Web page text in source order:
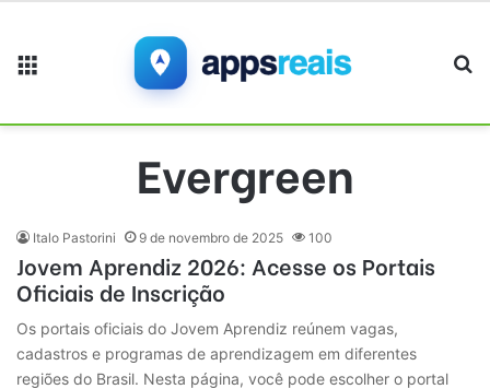
Evergreen
Italo Pastorini 9 de novembro de 2025 100
Jovem Aprendiz 2026: Acesse os Portais
Oficiais de Inscrição
Os portais oficiais do Jovem Aprendiz reúnem vagas,
cadastros e programas de aprendizagem em diferentes
regiões do Brasil. Nesta página, você pode escolher o portal